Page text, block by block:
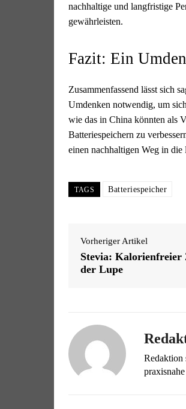
nachhaltige und langfristige
gewährleisten.
Fazit: Ein
Zusammenfassend lässt sich
Umdenken notwendig, um
wie das in China könnten als
Batteriespeichern zu
einen nachhaltigen Weg in
TAGS Batteriespeicher
Vorheriger Artikel
Stevia: Kalorienfreier
der Lupe
Redaktion